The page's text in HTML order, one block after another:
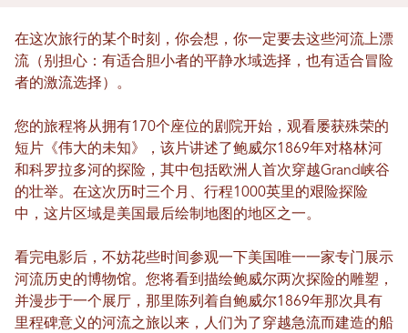
在这次旅行的某个时刻，你会想，你一定要去这些河流上漂
流（别担心：有适合胆小者的平静水域选择，也有适合冒险
者的激流选择）。
您的旅程将从拥有170个座位的剧院开始，观看屡获殊荣的
短片《伟大的未知》，该片讲述了鲍威尔1869年对格林河
和科罗拉多河的探险，其中包括欧洲人首次穿越Grand峡谷
的壮举。在这次历时三个月、行程1000英里的艰险探险
中，这片区域是美国最后绘制地图的地区之一。
看完电影后，不妨花些时间参观一下美国唯一一家专门展示
河流历史的博物馆。您将看到描绘鲍威尔两次探险的雕塑，
并漫步于一个展厅，那里陈列着自鲍威尔1869年那次具有
里程碑意义的河流之旅以来，人们为了穿越急流而建造的船